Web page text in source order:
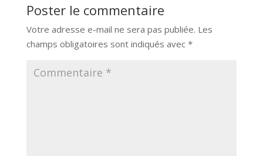
Poster le commentaire
Votre adresse e-mail ne sera pas publiée. Les
champs obligatoires sont indiqués avec *